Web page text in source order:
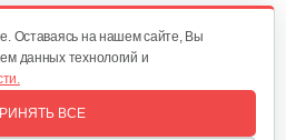
Оставаясь на нашем сайте, Вы
данных технологий и
ВСЕ